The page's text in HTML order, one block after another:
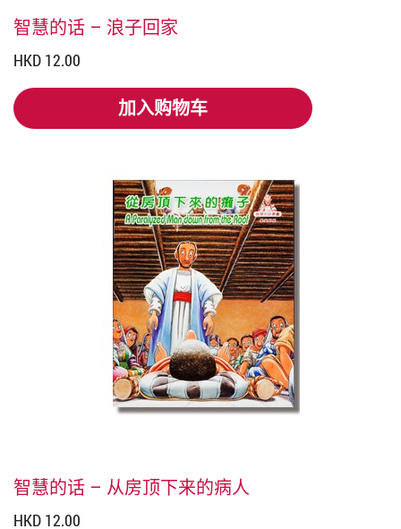
智慧的话 – 浪子回家
HKD 12.00
加入购物车
加入购物车
智慧的话 – 从房顶下来的病人
HKD 12.00